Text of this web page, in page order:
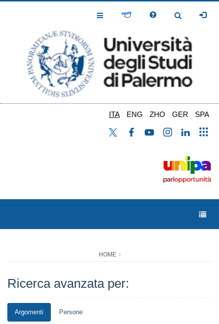
Toggle
Toggle
ITA ENG ZHO GER SPA
HOME
Ricerca avanzata per:
Argomenti Persone